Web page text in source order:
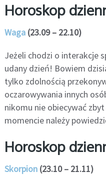
Horoskop
Waga(23.09 – 22.10)
Jeżeli chodzi o interakcje
udany dzień! Bowiem
tylko zdolnością
oczarowywania innych
nikomu nie obiecywać
momencie należy
Horoskop
Skorpion(23.10 – 21.11)